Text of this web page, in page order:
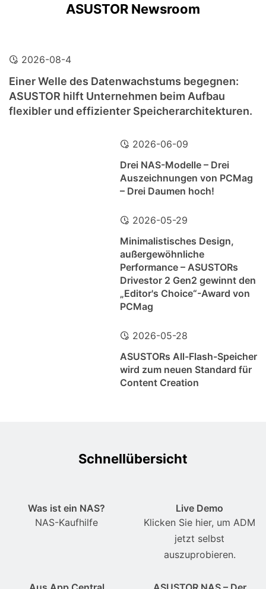
ASUSTOR Newsroom
2026-08-4
Einer Welle des Datenwachstums begegnen:
ASUSTOR hilft Unternehmen beim Aufbau
flexibler und effizienter Speicherarchitekturen.
2026-06-09
Drei NAS-Modelle – Drei
Auszeichnungen von PCMag
– Drei Daumen hoch!
2026-05-29
Minimalistisches Design,
außergewöhnliche
Performance – ASUSTORs
Drivestor 2 Gen2 gewinnt den
„Editor's Choice“-Award von
PCMag
2026-05-28
ASUSTORs All-Flash-Speicher
wird zum neuen Standard für
Content Creation
Schnellübersicht
Was ist ein NAS?
NAS-Kaufhilfe
Live Demo
Klicken Sie hier, um ADM
jetzt selbst
auszuprobieren.